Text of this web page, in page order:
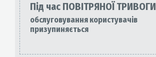
Під час ПОВІТРЯНОЇ ТРИВОГИ
обслуговування користувачів
призупиняється